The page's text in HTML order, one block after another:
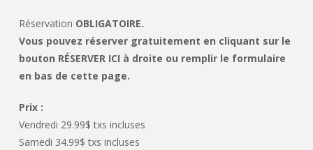
Réservation OBLIGATOIRE.
Vous pouvez réserver gratuitement en cliquant sur le
bouton RÉSERVER ICI à droite ou remplir le formulaire
en bas de cette page.
Prix :
Vendredi 29.99$ txs incluses
Samedi 34.99$ txs incluses